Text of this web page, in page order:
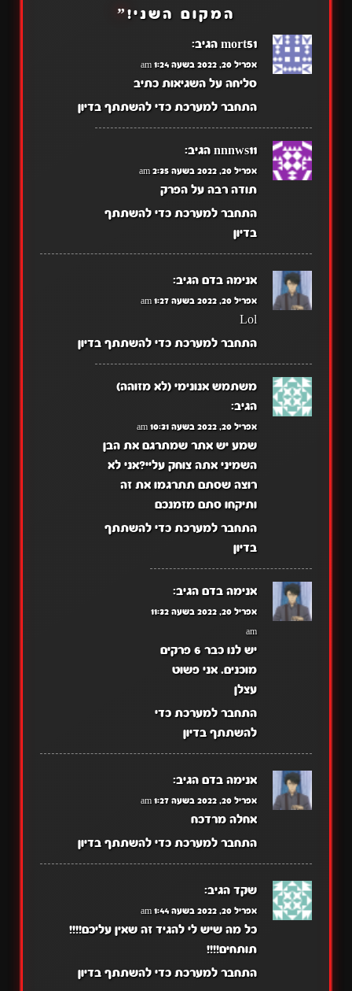
המקום השני! ”
mort51 הגיב:
אפריל 20, 2022 בשעה 1:24 am
סליחה על השגיאות כתיב
התחבר למערכת כדי להשתתף בדיון
nnnws11 הגיב:
אפריל 20, 2022 בשעה 2:35 am
תודה רבה על הפרק
התחבר למערכת כדי להשתתף
בדיון
אנימה בדם הגיב:
אפריל 20, 2022 בשעה 1:27 am
Lol
התחבר למערכת כדי להשתתף בדיון
משתמש אנונימי (לא מזוהה)
הגיב:
אפריל 20, 2022 בשעה 10:31 am
שמע יש אתר שמתרגם את הבן
השמיני אתה צוחק עליי?אני לא
רוצה שסתם תתרגמו את זה
ותיקחו סתם מזמנכם
התחבר למערכת כדי להשתתף
בדיון
אנימה בדם הגיב:
אפריל 20, 2022 בשעה 11:32
am
יש לנו כבר 6 פרקים
מוכנים. אני פשוט
עצלן
התחבר למערכת כדי
להשתתף בדיון
אנימה בדם הגיב:
אפריל 20, 2022 בשעה 1:27 am
אחלה מרדכח
התחבר למערכת כדי להשתתף בדיון
שקד הגיב:
אפריל 20, 2022 בשעה 1:44 am
כל מה שיש לי להגיד זה שאין עליכם!!!!
תותחים!!!!
התחבר למערכת כדי להשתתף בדיון